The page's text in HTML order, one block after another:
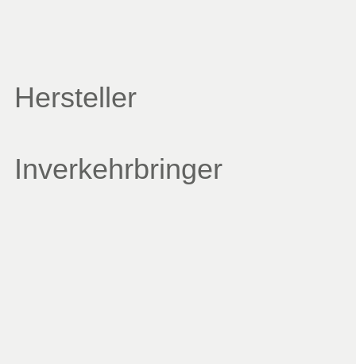
Hersteller
Inverkehrbringer